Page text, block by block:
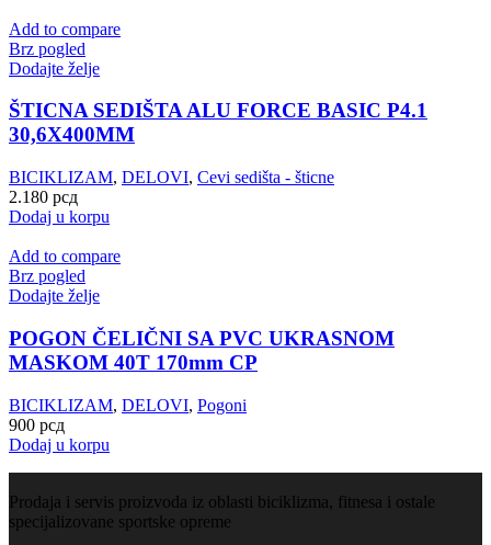
Add to compare
Brz pogled
Dodajte želje
ŠTICNA SEDIŠTA ALU FORCE BASIC P4.1
30,6X400MM
BICIKLIZAM, DELOVI, Cevi sedišta - šticne
2.180 рсд
Dodaj u korpu
Add to compare
Brz pogled
Dodajte želje
POGON ČELIČNI SA PVC UKRASNOM
MASKOM 40T 170mm CP
BICIKLIZAM, DELOVI, Pogoni
900 рсд
Dodaj u korpu
Prodaja i servis proizvoda iz oblasti biciklizma, fitnesa i ostale
specijalizovane sportske opreme